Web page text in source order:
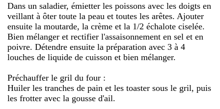
Dans un saladier, émietter les poissons avec les doigts en
veillant à ôter toute la peau et toutes les arêtes. Ajouter
ensuite la moutarde, la crème et la 1/2 échalote ciselée.
Bien mélanger et rectifier l'assaisonnement en sel et en
poivre. Détendre ensuite la préparation avec 3 à 4
louches de liquide de cuisson et bien mélanger.
Préchauffer le gril du four :
Huiler les tranches de pain et les toaster sous le gril, puis
les frotter avec la gousse d'ail.